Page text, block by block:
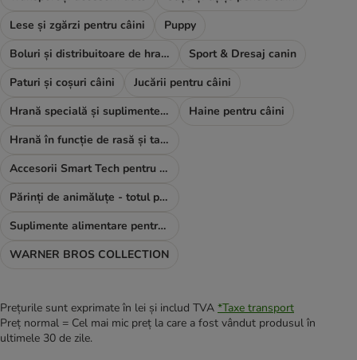
Lese și zgărzi pentru câini
Puppy
Boluri și distribuitoare de hrană și apă
Sport & Dresaj canin
Paturi și coșuri câini
Jucării pentru câini
Hrană specială și suplimente alimentare
Haine pentru câini
Hrană în funcție de rasă și talie
Accesorii Smart Tech pentru câini
Părinți de animăluțe - totul pentru TINE
Suplimente alimentare pentru câini
WARNER BROS COLLECTION
Prețurile sunt exprimate în lei și includ TVA *Taxe transport
Preț normal = Cel mai mic preț la care a fost vândut produsul în
ultimele 30 de zile.